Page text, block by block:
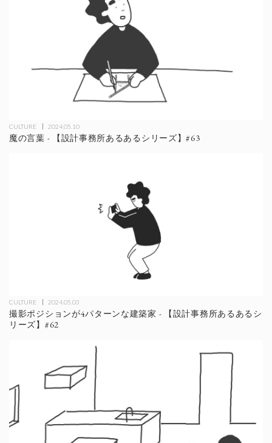
CULTURE 2024.05.10
魔の言葉 - 【設計事務所あるあるシリーズ】#63
CULTURE 2024.05.03
撮影ポジションが4パターンな建築家 - 【設計事務所あるあるシ
リーズ】#62